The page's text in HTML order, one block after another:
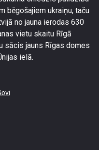
bēgošajiem ukraiņu, taču
no jauna ierodas 630
vietu skaitu Rīgā
sācis jauns Rīgas domes
ielā.